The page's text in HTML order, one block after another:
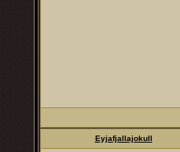
Eyjafjallajokull